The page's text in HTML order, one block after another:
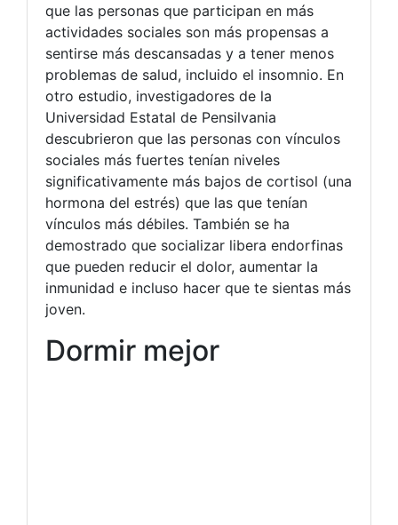
que las personas que participan en más
actividades sociales son más propensas a
sentirse más descansadas y a tener menos
problemas de salud, incluido el insomnio. En
otro estudio, investigadores de la
Universidad Estatal de Pensilvania
descubrieron que las personas con vínculos
sociales más fuertes tenían niveles
significativamente más bajos de cortisol (una
hormona del estrés) que las que tenían
vínculos más débiles. También se ha
demostrado que socializar libera endorfinas
que pueden reducir el dolor, aumentar la
inmunidad e incluso hacer que te sientas más
joven.
Dormir mejor